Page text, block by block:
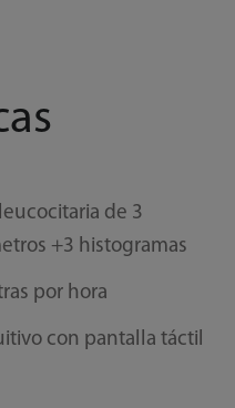
de 3
+3 histogramas
por hora
con pantalla táctil